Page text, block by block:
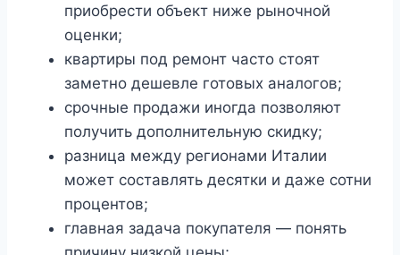
приобрести объект ниже рыночной
оценки;
квартиры под ремонт часто стоят
заметно дешевле готовых аналогов;
срочные продажи иногда позволяют
получить дополнительную скидку;
разница между регионами Италии
может составлять десятки и даже сотни
процентов;
главная задача покупателя — понять